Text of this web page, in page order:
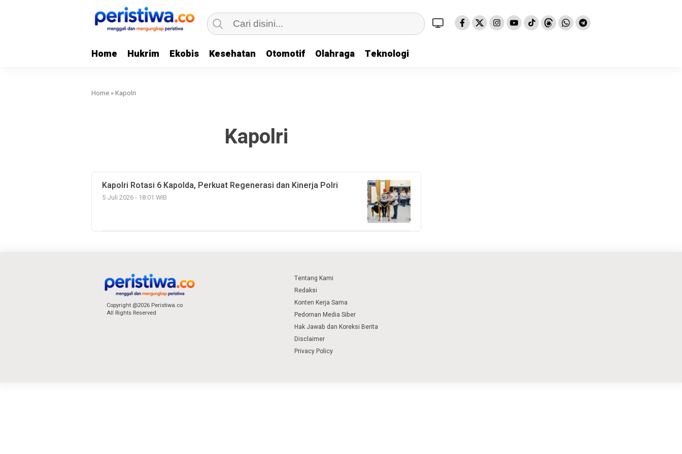
Home Hukrim Ekobis Kesehatan Otomotif Olahraga Teknologi
Home »Kapolri
Kapolri
Kapolri Rotasi 6 Kapolda, Perkuat Regenerasi dan Kinerja Polri
5 Juli 2026 - 18:01 WIB
Copyright @2026 Peristiwa.co
All Rights Reserved
Tentang Kami
Redaksi
Konten Kerja Sama
Pedoman Media Siber
Hak Jawab dan Koreksi Berita
Disclaimer
Privacy Policy